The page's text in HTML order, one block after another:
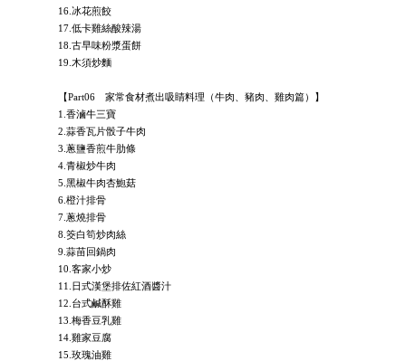
16.冰花煎餃
17.低卡雞絲酸辣湯
18.古早味粉漿蛋餅
19.木須炒麵
【Part06 家常食材煮出吸睛料理（牛肉、豬肉、雞肉篇）】
1.香滷牛三寶
2.蒜香瓦片骰子牛肉
3.蔥鹽香煎牛肋條
4.青椒炒牛肉
5.黑椒牛肉杏鮑菇
6.橙汁排骨
7.蔥燒排骨
8.筊白筍炒肉絲
9.蒜苗回鍋肉
10.客家小炒
11.日式漢堡排佐紅酒醬汁
12.台式鹹酥雞
13.梅香豆乳雞
14.雞家豆腐
15.玫瑰油雞